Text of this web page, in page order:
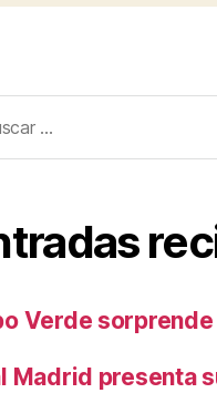
Verde
Madrid presenta